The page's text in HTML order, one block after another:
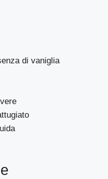
di vaniglia